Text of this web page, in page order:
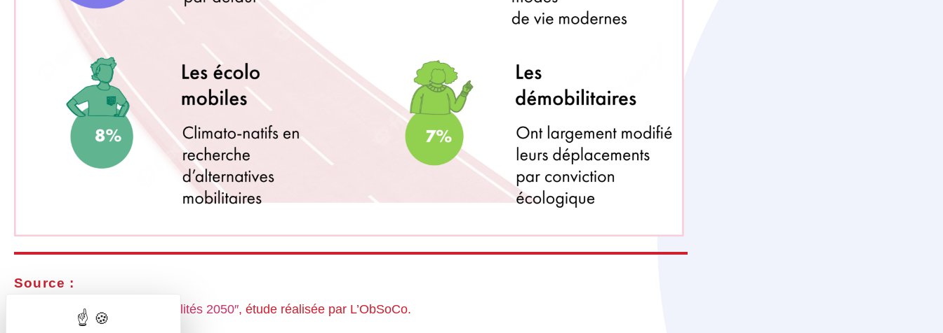
Source :
La Fabrique de la cité, « Mobilités 2050″, étude réalisée par L’ObSoCo.